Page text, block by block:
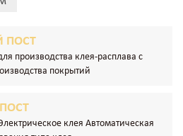
ПОСТ
производства клея-расплава с
покрытий
клея Автоматическая